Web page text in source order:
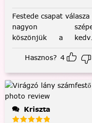
Festede csapat válasza
nagyon
köszönjük a
visszajelzést! :)
Hasznos? 4
Kriszta